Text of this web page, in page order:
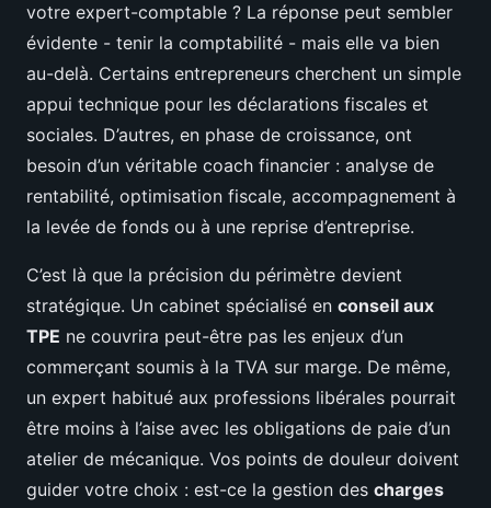
votre expert-comptable ? La réponse peut sembler
évidente - tenir la comptabilité - mais elle va bien
au-delà. Certains entrepreneurs cherchent un simple
appui technique pour les déclarations fiscales et
sociales. D’autres, en phase de croissance, ont
besoin d’un véritable coach financier : analyse de
rentabilité, optimisation fiscale, accompagnement à
la levée de fonds ou à une reprise d’entreprise.
C’est là que la précision du périmètre devient
stratégique. Un cabinet spécialisé en conseil aux
TPE ne couvrira peut-être pas les enjeux d’un
commerçant soumis à la TVA sur marge. De même,
un expert habitué aux professions libérales pourrait
être moins à l’aise avec les obligations de paie d’un
atelier de mécanique. Vos points de douleur doivent
guider votre choix : est-ce la gestion des charges